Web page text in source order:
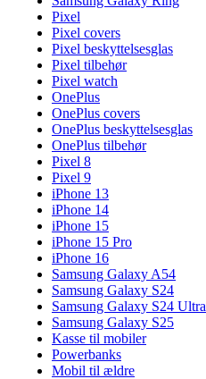
Pixel
Pixel covers
Pixel beskyttelsesglas
Pixel tilbehør
Pixel watch
OnePlus
OnePlus covers
OnePlus beskyttelsesglas
OnePlus tilbehør
Pixel 8
Pixel 9
iPhone 13
iPhone 14
iPhone 15
iPhone 15 Pro
iPhone 16
Samsung Galaxy A54
Samsung Galaxy S24
Samsung Galaxy S24 Ultra
Samsung Galaxy S25
Kasse til mobiler
Powerbanks
Mobil til ældre